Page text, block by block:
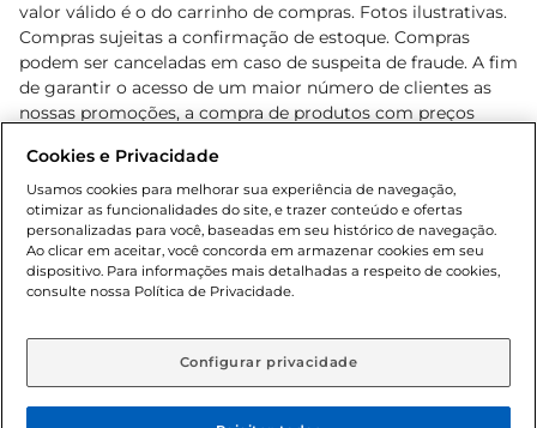
valor válido é o do carrinho de compras. Fotos ilustrativas.
Compras sujeitas a confirmação de estoque. Compras
podem ser canceladas em caso de suspeita de fraude. A fim
de garantir o acesso de um maior número de clientes as
nossas promoções, a compra de produtos com preços
cliente. Os preços, ofertas e condições são exclusivos para
o e-commerce e válidos durante o dia de hoje, podendo
sofrer alterações sem prévia notificação. Proibida a venda
de bebidas alcoólicas para menores de 18 anos, conforme
Lei n.º 8069/90, art. 81, inciso II (Estatuto da Criança e do
Adolescente). Preços e condições exclusivos para o
aviso prévio. O valor mínimo para as compras on-line é de
Cookies e Privacidade
Usamos cookies para melhorar sua experiência de navegação,
otimizar as funcionalidades do site, e trazer conteúdo e ofertas
personalizadas para você, baseadas em seu histórico de navegação.
Ao clicar em aceitar, você concorda em armazenar cookies em seu
dispositivo. Para informações mais detalhadas a respeito de cookies,
consulte nossa Política de Privacidade.
Configurar privacidade